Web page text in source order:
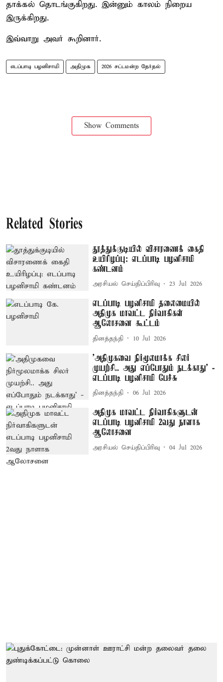
தாக்கல் தொடங்குகிறது. இன்னும் காலம் நிறைய
இருக்கிறது.
இவ்வாறு அவர் கூறினார்.
எடப்பாடி பழனிசாமி அதிமுக 2026 சட்டமன்ற தேர்தல்
Show Comments
Related Stories
தூத்துக்குடியில் விசாரணைக் கைதி
உயிரிழப்பு: எடப்பாடி பழனிசாமி
கண்டனம்
அரசியல் செய்திப்பிரிவு 23 Jul 2026
எடப்பாடி பழனிசாமி தலைமையில்
அதிமுக மாவட்ட நிர்வாகிகள்
ஆலோசனை கூட்டம்
தினத்தந்தி 10 Jul 2026
’அதிமுகவை நிர்மூலமாக்க சிலர்
முயற்சி.. அது எப்போதும் நடக்காது’ -
எடப்பாடி பழனிசாமி பேச்சு
தினத்தந்தி 06 Jul 2026
அதிமுக மாவட்ட நிர்வாகிகளுடன்
எடப்பாடி பழனிசாமி 2வது நாளாக
ஆலோசனை
அரசியல் செய்திப்பிரிவு 04 Jul 2026